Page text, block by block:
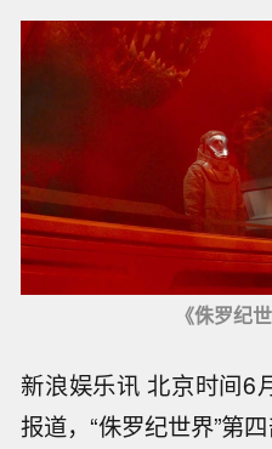
《侏罗纪
新浪娱乐讯 北京时间6
报道，“侏罗纪世界”第